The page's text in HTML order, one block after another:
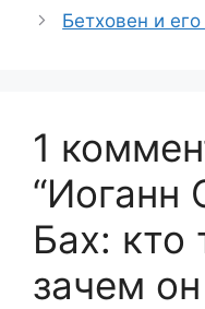
Бетховен и
1
“Иоганн
Бах: кто
зачем